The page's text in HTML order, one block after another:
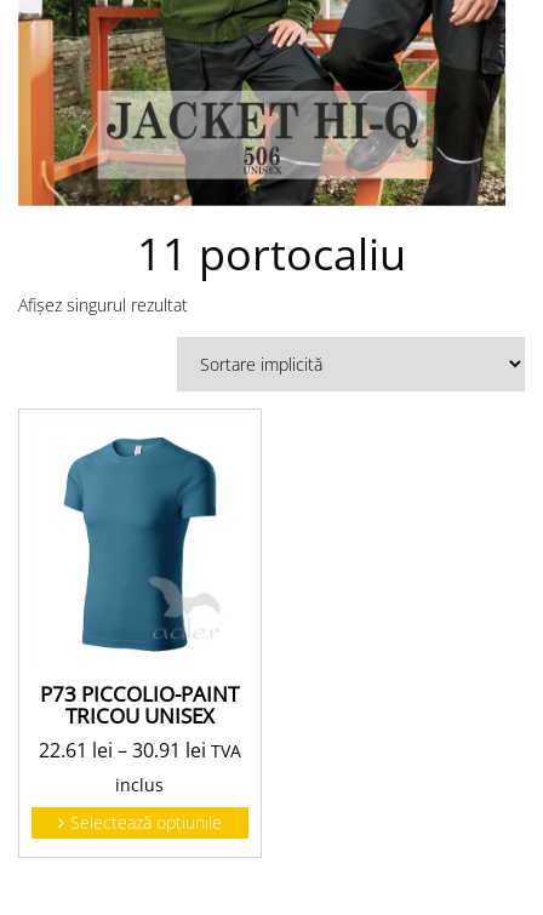
11 portocaliu
Afișez singurul rezultat
P73 PICCOLIO-PAINT
TRICOU UNISEX
22.61 lei –30.91 lei TVA
inclus
Selectează opțiunile